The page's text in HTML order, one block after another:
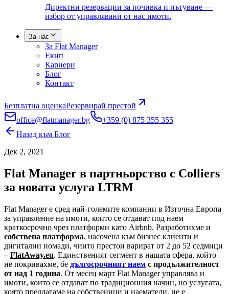
Директни резервации за почивка и пътуване —
избор от управлявани от нас имоти.
За нас
За Flat Manager
Екип
Кариери
Блог
Контакт
Безплатна оценкаРезервирай престой
office@flatmanager.bg
+359 (0) 875 355 355
Назад към Блог
Дек 2, 2021
Flat Manager в партньорство с Colliers
за новата услуга LTRM
Flat Manager е сред най-големите компании в Източна Европа
за управление на имоти, които се отдават под наем
краткосрочно чрез платформи като Airbnb. Разработихме и
собствена платформа, насочена към бизнес клиенти и
дигитални номади, чиито престои варират от 2 до 52 седмици
– FlatAway.eu. Единственият сегмент в нашата сфера, който
не покривахме, бе дългосрочният наем с продължителност
от над 1 година. От месец март Flat Manager управлява и
имоти, които се отдават по традиционния начин, но услугата,
която предлагаме на собственици и наематели, не е